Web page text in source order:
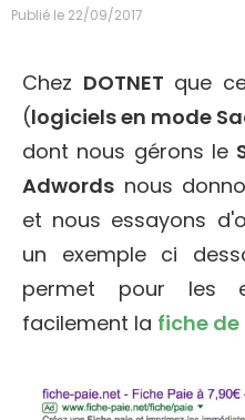
Publié le 22/09/2017
Chez DOTNET que
(logiciels en mode
dont nous gérons le
Adwords nous
et nous essayons
un exemple ci
permet pour les
facilement la fiche